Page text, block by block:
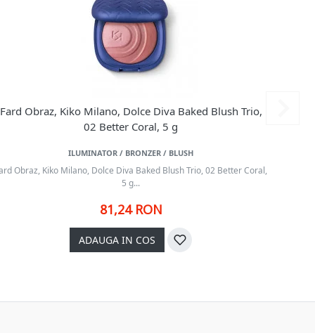
Fard Obraz, Kiko Milano, Dolce Diva Baked Blush Trio,
02 Better Coral, 5 g
ILUMINATOR / BRONZER / BLUSH
Obraz, Kiko Milano, Dolce Diva Baked Blush Trio, 02 Better Coral,
5 g...
81,24 RON
ADAUGA IN COS